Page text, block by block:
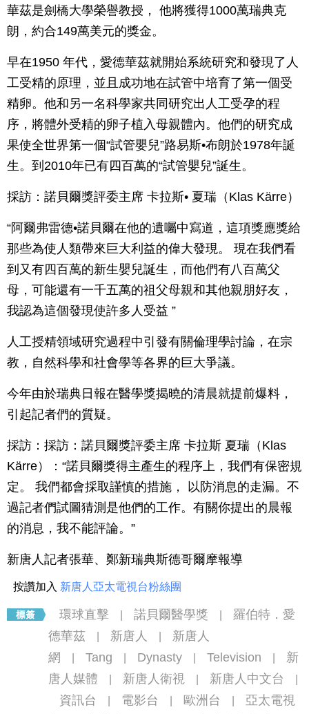
華茲是劍橋大學榮譽教授， 他將獲得1000萬瑞典克
朗，約合149萬美元的獎金。
早在1950 年代，愛德華茲就開始系統研究和發現了人
工受精的原理，並且成功地在試管中培育了第一個受
精卵。他和另一名科學家共同研究出人工受孕的程
序，將體外受精的卵子植入母親體內。他們的研究成
果使全世界第一個“試管嬰兒”路易斯•布朗於1978年誕
生。到2010年已有四百萬的“試管嬰兒”誕生。
採訪：諾貝爾獎評委主席 卡拉斯• 夏瑞（Klas Kärre）
“阿爾弗雷德•諾貝爾在他的遺囑中寫道，這項獎應獎給
那些為使人類帶來巨大利益的偉大發現。 現在我們看
到又有四百萬的新生嬰兒誕生，而他們有八百萬父
母，可能還有一千五萬的祖父母親和其他親朋好友，
我認為這個發現使許多人受益 ”
人工授精領域研究過程中引發有關倫理學討論，在宗
教，自然科學和社會學等各界的巨大爭議。
今年由於瑞典日報在醫學獎揭曉的清晨就提前爆料，
引起記者們的質疑。
採訪：採訪：諾貝爾獎評委主席 卡拉斯 夏瑞（Klas
Kärre）：“諾貝爾獎得主產生的程序上，我們有保密規
定。 我們都會採取謹慎的措施， 以防消息的走漏。不
過記者們試圖猜測是他們的工作。有關你提出的晨報
的消息，我不能評論。”
新唐人記者張華、鄭新瑞典斯德哥爾摩報導
按讚加入 新唐人亞太電視台粉絲團
環球直擊 諾貝爾醫學獎
羅伯特．愛
德華茲
新唐人
新唐人
網
Tang Dynasty Television
新
唐人媒體
新唐人衛視 新唐人中文台
資訊台 電影台 歐洲台
亞太電視